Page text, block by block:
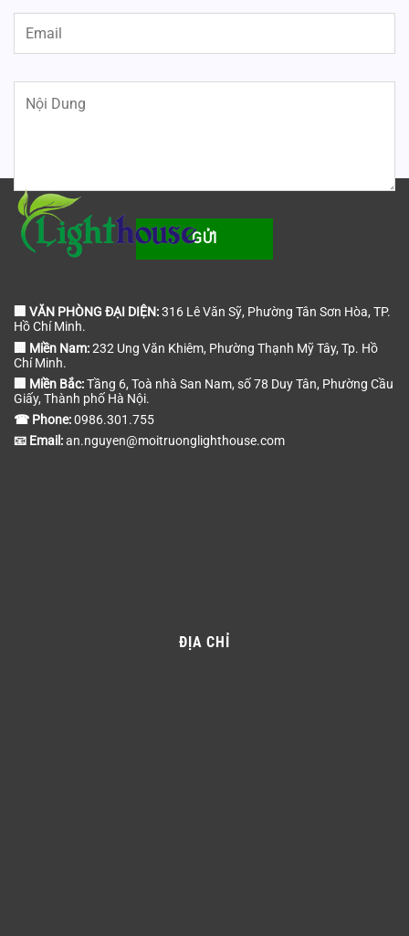
🏢 VĂN PHÒNG ĐẠI DIỆN:316 Lê Văn Sỹ, Phường Tân Sơn Hòa, TP.
Hồ Chí Minh.
🏢 Miền Nam:232 Ung Văn Khiêm, Phường Thạnh Mỹ Tây, Tp. Hồ
Chí Minh.
🏢 Miền Bắc:Tầng 6, Toà nhà San Nam, số 78 Duy Tân, Phường Cầu
Giấy, Thành phố Hà Nội.
☎ Phone:0986.301.755
📧 Email:an.nguyen@moitruonglighthouse.com
ĐỊA CHỈ